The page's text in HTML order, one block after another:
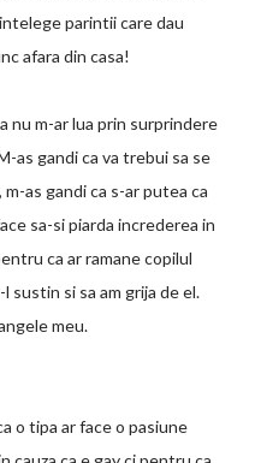
parintii care dau
afara din casa!
nu m-ar lua prin surprindere
as gandi ca va trebui sa se
as gandi ca s-ar putea ca
sa-si piarda increderea in
ca ar ramane copilul
sustin si sa am grija de el.
meu.
o tipa ar face o pasiune